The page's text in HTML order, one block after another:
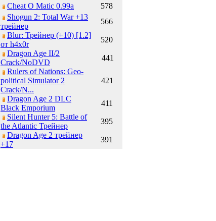
Cheat O Matic 0.99a
578
Shogun 2: Total War +13
трейнер
566
Blur: Трейнер (+10) [1.2]
от h4x0r
520
Dragon Age II/2
Crack/NoDVD
441
Rulers of Nations: Geo-
political Simulator 2
Crack/N...
421
Dragon Age 2 DLC
Black Emporium
411
Silent Hunter 5: Battle of
the Atlantic Трейнер
395
Dragon Age 2 трейнер
+17
391